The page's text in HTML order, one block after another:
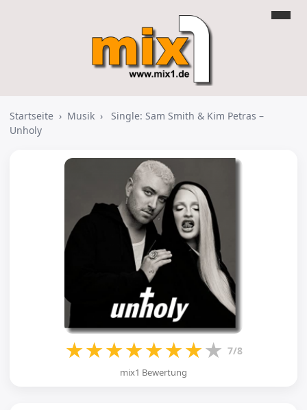
Startseite › Musik ›
Single: Sam Smith & Kim Petras –
Unholy
★★★★★★★★ 7/8
mix1 Bewertung